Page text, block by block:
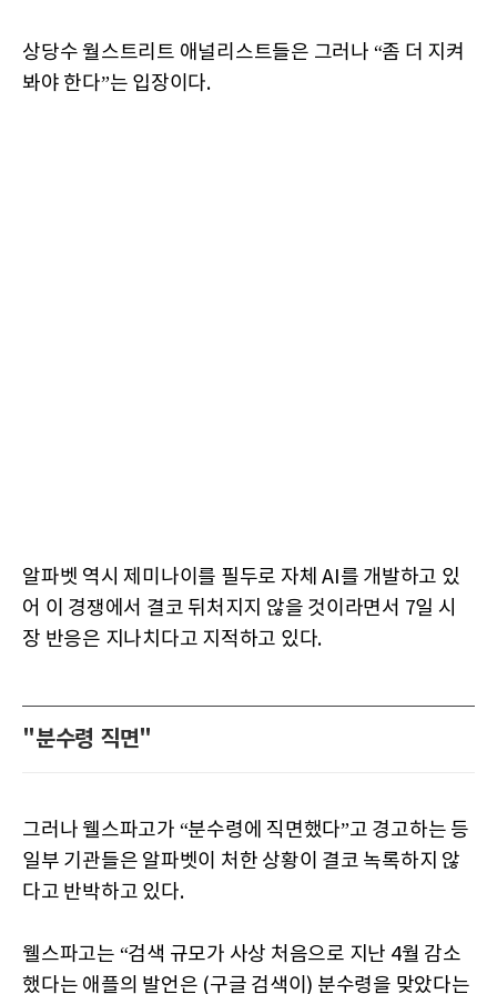
상당수 월스트리트 애널리스트들은 그러나 “좀 더 지켜
봐야 한다”는 입장이다.
알파벳 역시 제미나이를 필두로 자체 AI를 개발하고 있
어 이 경쟁에서 결코 뒤처지지 않을 것이라면서 7일 시
장 반응은 지나치다고 지적하고 있다.
"분수령 직면"
그러나 웰스파고가 “분수령에 직면했다”고 경고하는 등
일부 기관들은 알파벳이 처한 상황이 결코 녹록하지 않
다고 반박하고 있다.
웰스파고는 “검색 규모가 사상 처음으로 지난 4월 감소
했다는 애플의 발언은 (구글 검색이) 분수령을 맞았다는